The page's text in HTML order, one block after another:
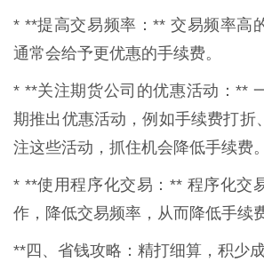
* **提高交易频率：** 交易频率高
通常会给予更优惠的手续费。
* **关注期货公司的优惠活动：**
期推出优惠活动，例如手续费打折
注这些活动，抓住机会降低手续费。
* **使用程序化交易：** 程序化交
作，降低交易频率，从而降低手续
**四、省钱攻略：精打细算，积少